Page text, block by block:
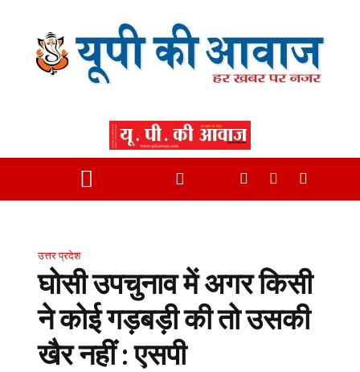
उत्तर प्रदेश
घाेसी उपचुनाव में अगर किसी
ने कोई गड़बड़ी की तो उसकी
खैर नहीं : एसपी